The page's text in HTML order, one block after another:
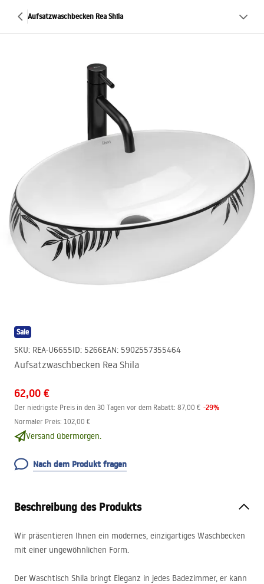
Aufsatzwaschbecken Rea Shila
Sale
SKU: REA-U6655ID: 5266EAN: 5902557355464
Aufsatzwaschbecken Rea Shila
62,00 €
Der niedrigste Preis in den 30 Tagen vor dem Rabatt: 87,00 € -29%
Normaler Preis: 102,00 €
Versand übermorgen.
Nach dem Produkt fragen
Beschreibung des Produkts
Wir präsentieren Ihnen ein modernes, einzigartiges Waschbecken
mit einer ungewöhnlichen Form.
Der Waschtisch Shila bringt Eleganz in jedes Badezimmer, er kann